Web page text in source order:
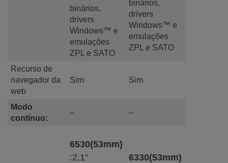
binários,
drivers
Windows™ e
emulações
ZPL e SATO
binários,
drivers
Windows™ e
emulações
ZPL e SATO
Recurso de
navegador da
web
Sim Sim
Modo
contínuo:
– –
6530(53mm)
:2,1”
6330(53mm)